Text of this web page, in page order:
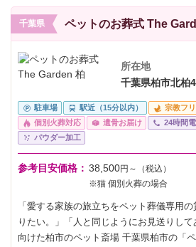
千葉県 ペットのお葬式 The
所在地
千葉県柏市北柏
駐車場 駅近（15分以内） 宗教フ
個別火葬対応
遺骨お届け 24時間
パウダー加工
参考目安価格： 38,500円～（税込）
※猫 個別火葬の場合
「愛する家族の旅立ちをペット葬儀専用
りたい。」「人と同じようにお見送りし
向けた柏市のペット斎場 千葉県柏市の「